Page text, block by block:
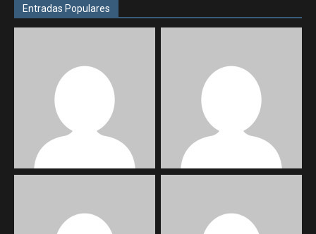
Entradas Populares